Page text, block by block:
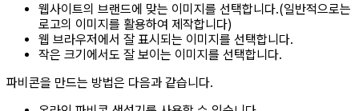
웹사이트의 브랜드에 맞는 이미지를 선택합니다.(일반적으로는
로고의 이미지를 활용하여 제작합니다)
웹 브라우저에서 잘 표시되는 이미지를 선택합니다.
작은 크기에서도 잘 보이는 이미지를 선택합니다.
파비콘을 만드는 방법은 다음과 같습니다.